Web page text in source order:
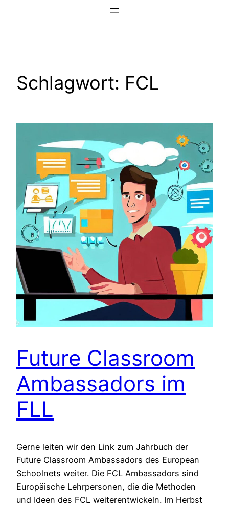
Schlagwort: FCL
Future Classroom
Ambassadors im
FLL
Gerne leiten wir den Link zum Jahrbuch der
Future Classroom Ambassadors des European
Schoolnets weiter. Die FCL Ambassadors sind
Europäische Lehrpersonen, die die Methoden
und Ideen des FCL weiterentwickeln. Im Herbst